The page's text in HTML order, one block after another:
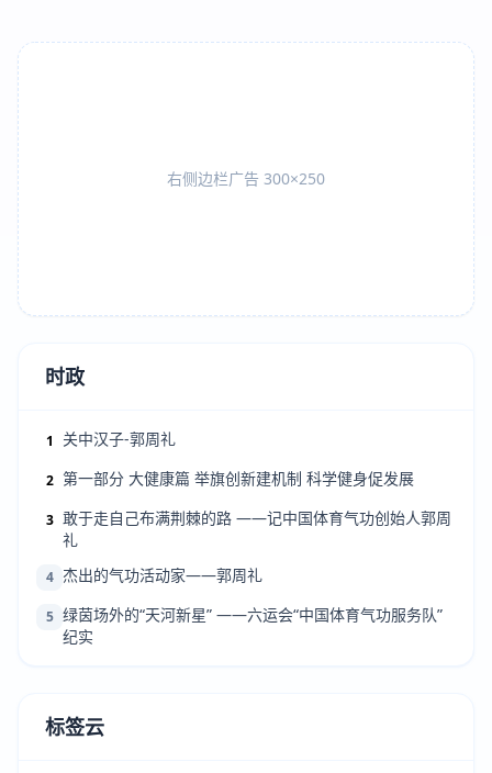
右侧边栏广告 300×250
时政
1 关中汉子-郭周礼
2 第一部分 大健康篇 举旗创新建机制 科学健身促发展
3 敢于走自己布满荆棘的路 ——记中国体育气功创始人郭周
礼
4 杰出的气功活动家——郭周礼
5 绿茵场外的“天河新星” ——六运会“中国体育气功服务队”
纪实
标签云